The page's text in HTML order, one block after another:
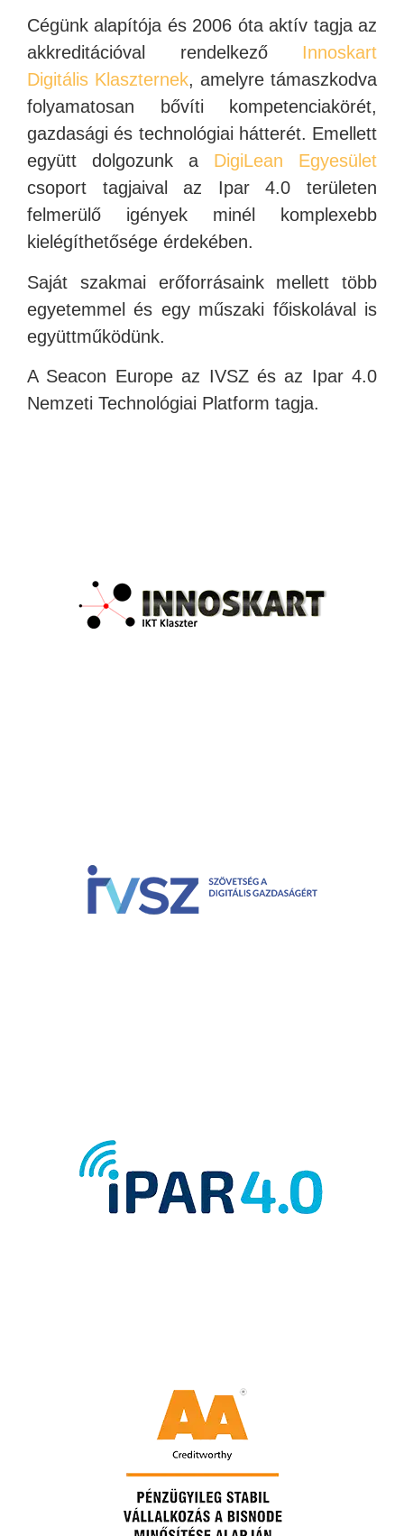
Cégünk alapítója és 2006 óta aktív tagja az
akkreditációval rendelkező Innoskart
Digitális Klaszternek, amelyre támaszkodva
folyamatosan bővíti kompetenciakörét,
gazdasági és technológiai hátterét. Emellett
együtt dolgozunk a DigiLean Egyesület
csoport tagjaival az Ipar 4.0 területen
felmerülő igények minél komplexebb
kielégíthetősége érdekében.
Saját szakmai erőforrásaink mellett több
egyetemmel és egy műszaki főiskolával is
együttműködünk.
A Seacon Europe az IVSZ és az Ipar 4.0
Nemzeti Technológiai Platform tagja.